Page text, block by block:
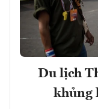
Du lịch
khủng